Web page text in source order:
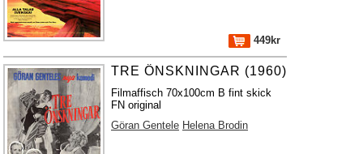
449kr
TRE ÖNSKNINGAR (1960)
Filmaffisch 70x100cm B fint skick
FN original
Göran Gentele Helena Brodin